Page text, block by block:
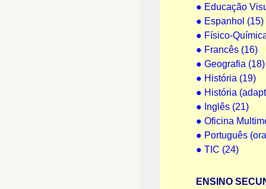
● Educação
● Espanhol (15)
● Físico-
● Francês (16)
● Geografia (18)
● História (19)
● História
● Inglês (21)
● Oficina
● Português
● TIC (24)
ENSINO